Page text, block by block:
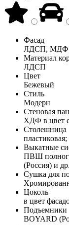
Фасад
ЛДСП, МДФ
Материал
ЛДСП
Цвет
Бежевый
Стиль
Модерн
Стеновая
ХДФ в цвет
Столешница
Выкатные
ПВШ
(Россия) и др.
Сушка для
Цоколь
в цвет
Подъемники
BOYARD